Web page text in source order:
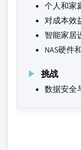
个人和家
对成本效
智能家居
NAS硬件
挑战
数据安全